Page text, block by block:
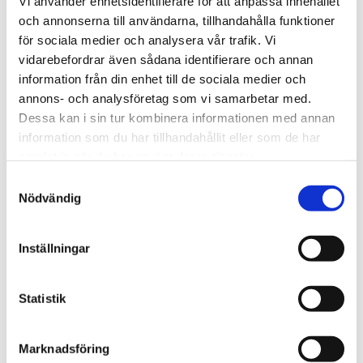
och annonserna till användarna, tillhandahålla funktioner
för sociala medier och analysera vår trafik. Vi
vidarebefordrar även sådana identifierare och annan
information från din enhet till de sociala medier och
annons- och analysföretag som vi samarbetar med.
Dessa kan i sin tur kombinera informationen med annan
information som du har tillhandahållit eller som de har
Nödvändig
Inställningar
Statistik
Marknadsföring
Vardag
Fem koppar kaffe om
dagen kan minska cancer­
risken